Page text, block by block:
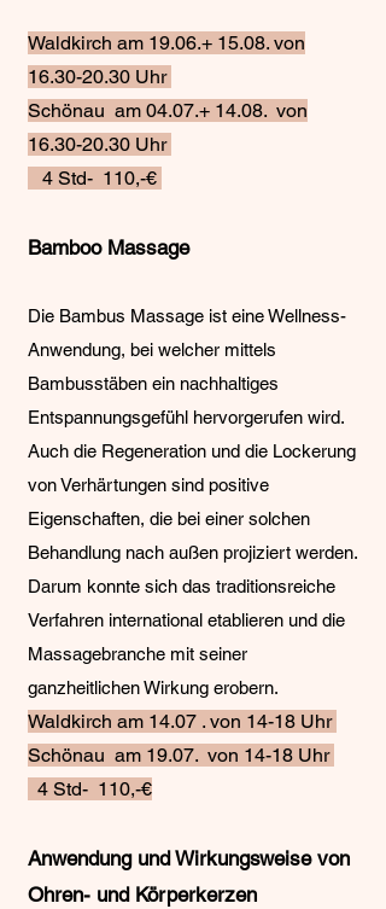
Waldkirch am 19.06.+ 15.08. von
16.30-20.30 Uhr
Schönau am 04.07.+ 14.08. von
16.30-20.30 Uhr
4 Std- 110,-€
Bamboo Massage
Die Bambus Massage ist eine Wellness-
Anwendung, bei welcher mittels
Bambusstäben ein nachhaltiges
Entspannungsgefühl hervorgerufen wird.
Auch die Regeneration und die Lockerung
von Verhärtungen sind positive
Eigenschaften, die bei einer solchen
Behandlung nach außen projiziert werden.
Darum konnte sich das traditionsreiche
Verfahren international etablieren und die
Massagebranche mit seiner
ganzheitlichen Wirkung erobern.
Waldkirch am 14.07 . von 14-18 Uhr
Schönau am 19.07. von 14-18 Uhr
4 Std- 110,-€
Anwendung und Wirkungsweise von
Ohren- und Körperkerzen